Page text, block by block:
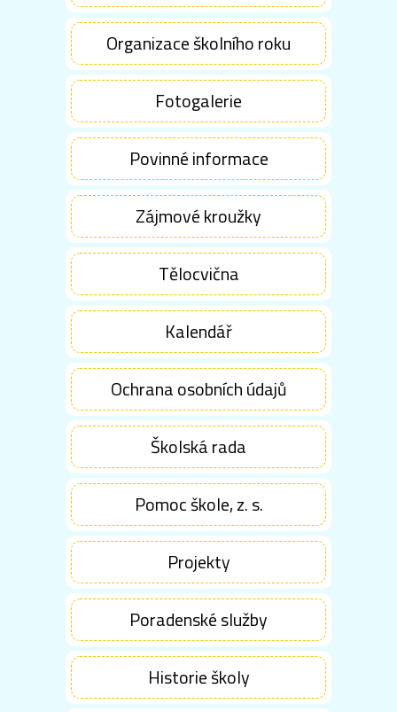
Organizace školního roku
Fotogalerie
Povinné informace
Zájmové kroužky
Tělocvična
Kalendář
Ochrana osobních údajů
Školská rada
Pomoc škole, z. s.
Projekty
Poradenské služby
Historie školy